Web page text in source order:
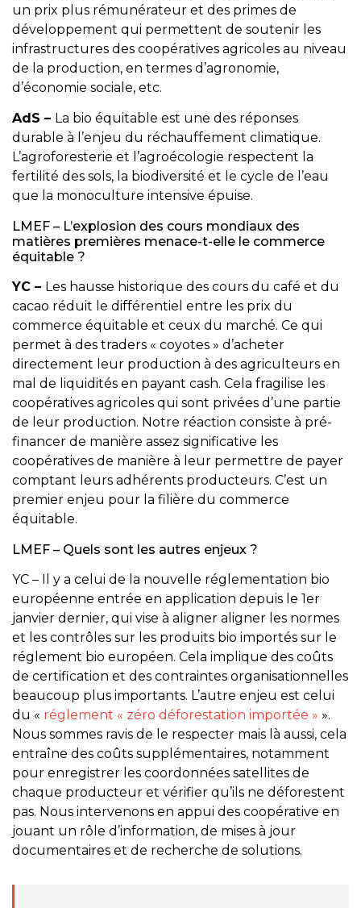
un prix plus rémunérateur et des primes de
développement qui permettent de soutenir les
infrastructures des coopératives agricoles au niveau
de la production, en termes d’agronomie,
d’économie sociale, etc.
AdS – La bio équitable est une des réponses
durable à l’enjeu du réchauffement climatique.
L’agroforesterie et l’agroécologie respectent la
fertilité des sols, la biodiversité et le cycle de l’eau
que la monoculture intensive épuise.
LMEF – L’explosion des cours mondiaux des
matières premières menace-t-elle le commerce
équitable ?
YC – Les hausse historique des cours du café et du
cacao réduit le différentiel entre les prix du
commerce équitable et ceux du marché. Ce qui
permet à des traders « coyotes » d’acheter
directement leur production à des agriculteurs en
mal de liquidités en payant cash. Cela fragilise les
coopératives agricoles qui sont privées d’une partie
de leur production. Notre réaction consiste à pré-
financer de manière assez significative les
coopératives de manière à leur permettre de payer
comptant leurs adhérents producteurs. C’est un
premier enjeu pour la filière du commerce
équitable.
LMEF – Quels sont les autres enjeux ?
YC – Il y a celui de la nouvelle réglementation bio
européenne entrée en application depuis le 1er
janvier dernier, qui vise à aligner aligner les normes
et les contrôles sur les produits bio importés sur le
réglement bio européen. Cela implique des coûts
de certification et des contraintes organisationnelles
beaucoup plus importants. L’autre enjeu est celui
du « réglement « zéro déforestation importée » ».
Nous sommes ravis de le respecter mais là aussi, cela
entraîne des coûts supplémentaires, notamment
pour enregistrer les coordonnées satellites de
chaque producteur et vérifier qu’ils ne déforestent
pas. Nous intervenons en appui des coopérative en
jouant un rôle d’information, de mises à jour
documentaires et de recherche de solutions.